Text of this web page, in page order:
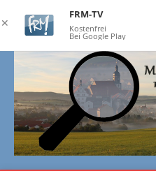
✕
FRM-TV
Kostenfrei
Bei Google Play